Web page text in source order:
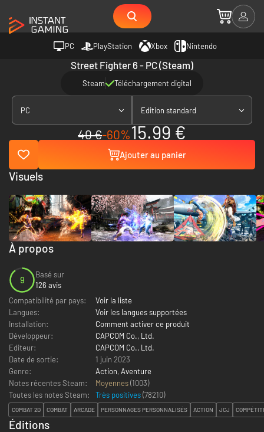
PC PlayStation Xbox Nintendo
Street Fighter 6 - PC (Steam)
Steam Téléchargement digital
PC Edition standard
40 €-60%15.99 €
Ajouter au panier
À propos
9
Basé sur
126 avis
Compatibilité par pays:
Voir la liste
Langues:
Voir les langues supportées
Installation:
Comment activer ce produit
Développeur:
CAPCOM Co., Ltd.
Editeur:
CAPCOM Co., Ltd.
Date de sortie:
1 juin 2023
Genre:
Action, Aventure
Notes récentes Steam:
Moyennes(1003)
Toutes les notes Steam:
Très positives(78210)
COMBAT 2D COMBAT ARCADE PERSONNAGES PERSONNALISÉS ACTION JCJ
Éditions
Visuels